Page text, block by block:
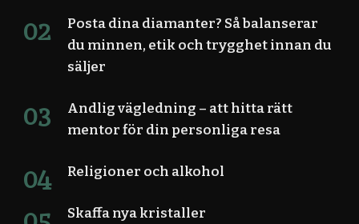
Posta dina diamanter? Så balanserar
du minnen, etik och trygghet innan du
säljer
Andlig vägledning – att hitta rätt
mentor för din personliga resa
Religioner och alkohol
Skaffa nya kristaller